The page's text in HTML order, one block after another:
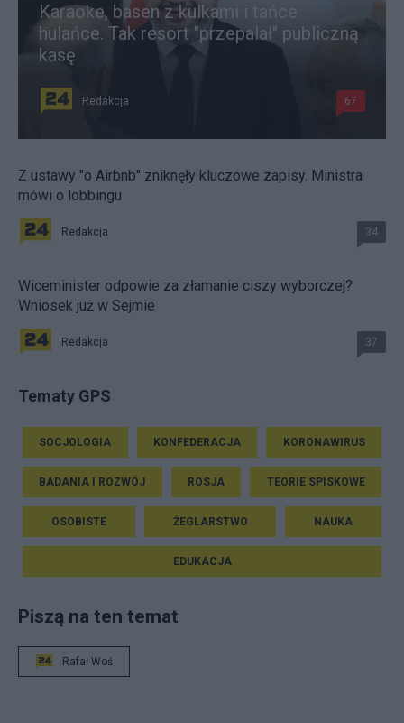
Karaoke, basen z kulkami i tańce
hulańce. Tak resort "przepalał" publiczną
kasę
Redakcja 67
Z ustawy "o Airbnb" zniknęły kluczowe zapisy. Ministra
mówi o lobbingu
Redakcja 34
Wiceminister odpowie za złamanie ciszy wyborczej?
Wniosek już w Sejmie
Redakcja 37
Tematy GPS
SOCJOLOGIA KONFEDERACJA KORONAWIRUS
BADANIA I ROZWÓJ ROSJA TEORIE SPISKOWE
OSOBISTE ŻEGLARSTWO NAUKA
EDUKACJA
Piszą na ten temat
Rafał Woś